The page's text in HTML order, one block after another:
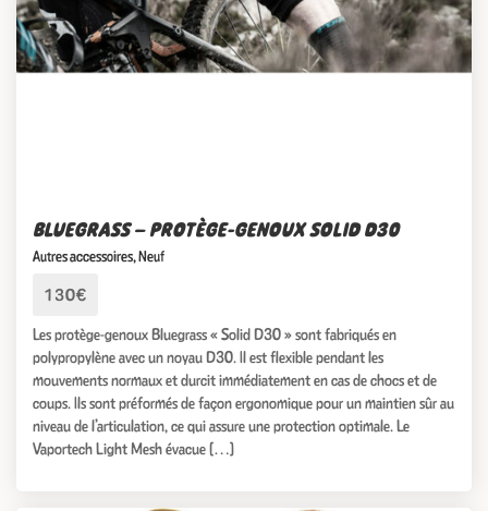
BLUEGRASS – PROTÈGE-GENOUX SOLID D30
Autres accessoires,Neuf
130€
Les protège-genoux Bluegrass « Solid D30 » sont fabriqués en
polypropylène avec un noyau D30. Il est flexible pendant les
mouvements normaux et durcit immédiatement en cas de chocs et de
coups. Ils sont préformés de façon ergonomique pour un maintien sûr au
niveau de l’articulation, ce qui assure une protection optimale. Le
Vaportech Light Mesh évacue […]